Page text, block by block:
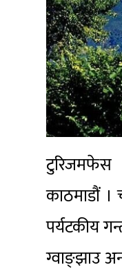
टुरिजमफेस
काठमाडौं ।
पर्यटकीय
ग्वाङ्झाउ